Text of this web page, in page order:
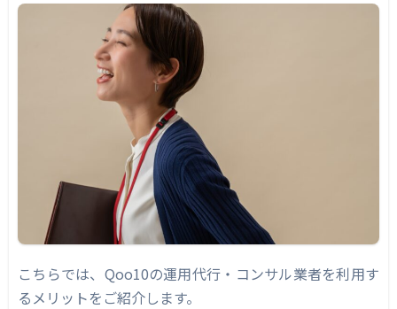
こちらでは、Qoo10の運用代行・コンサル業者を利用す
るメリットをご紹介します。